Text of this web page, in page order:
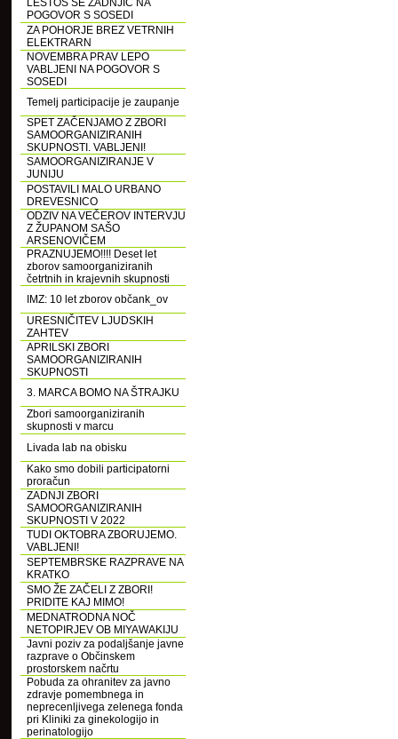
LESTOS ŠE ZADNJIČ NA
POGOVOR S SOSEDI
ZA POHORJE BREZ VETRNIH
ELEKTRARN
NOVEMBRA PRAV LEPO
VABLJENI NA POGOVOR S
SOSEDI
Temelj participacije je zaupanje
SPET ZAČENJAMO Z ZBORI
SAMOORGANIZIRANIH
SKUPNOSTI. VABLJENI!
SAMOORGANIZIRANJE V
JUNIJU
POSTAVILI MALO URBANO
DREVESNICO
ODZIV NA VEČEROV INTERVJU
Z ŽUPANOM SAŠO
ARSENOVIČEM
PRAZNUJEMO!!!! Deset let
zborov samoorganiziranih
četrtnih in krajevnih skupnosti
IMZ: 10 let zborov občank_ov
URESNIČITEV LJUDSKIH
ZAHTEV
APRILSKI ZBORI
SAMOORGANIZIRANIH
SKUPNOSTI
3. MARCA BOMO NA ŠTRAJKU
Zbori samoorganiziranih
skupnosti v marcu
Livada lab na obisku
Kako smo dobili participatorni
proračun
ZADNJI ZBORI
SAMOORGANIZIRANIH
SKUPNOSTI V 2022
TUDI OKTOBRA ZBORUJEMO.
VABLJENI!
SEPTEMBRSKE RAZPRAVE NA
KRATKO
SMO ŽE ZAČELI Z ZBORI!
PRIDITE KAJ MIMO!
MEDNATRODNA NOČ
NETOPIRJEV OB MIYAWAKIJU
Javni poziv za podaljšanje javne
razprave o Občinskem
prostorskem načrtu
Pobuda za ohranitev za javno
zdravje pomembnega in
neprecenljivega zelenega fonda
pri Kliniki za ginekologijo in
perinatologijo